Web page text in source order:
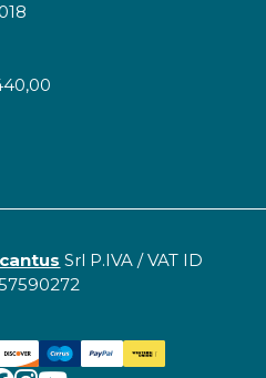
Srl P.IVA / VAT ID